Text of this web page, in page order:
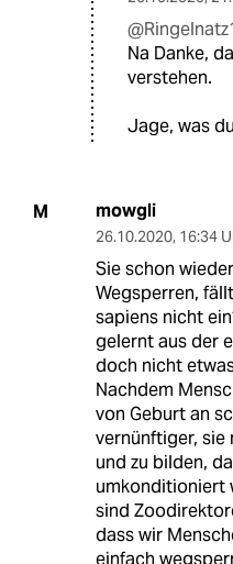
Na Danke,
verstehen.
Jage, was
M mowgli
26.10.2020, 16:34
Sie schon
Wegsperren,
sapiens nicht
gelernt aus der
doch nicht
Nachdem
von Geburt an
vernünftiger, sie
und zu bilden,
umkonditioniert
sind
dass wir
einfach